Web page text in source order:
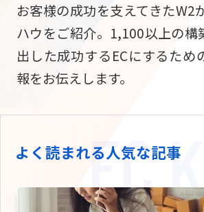
ECサイト構築
サブスク/定期通販
ECサイト構築
海外進出・現地
NEWS
ニュース
お客様の成功を支えてきたW2
ハウをご紹介。1,100以上の構
出した成功するECにするため
報をお伝えします。
よく読まれる人気な記事